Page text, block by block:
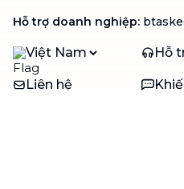
Hỗ trợ doanh nghiệp:
Việt Nam Hỗ
Liên hệ